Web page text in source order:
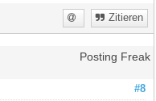
Zitieren
Posting Freak
#8